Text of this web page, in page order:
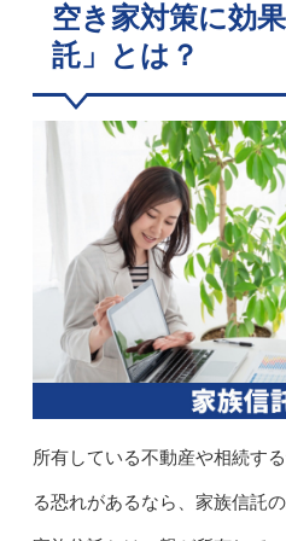
空き家対策に効
託」とは？
所有している不動産や相続す
る恐れがあるなら、家族信託